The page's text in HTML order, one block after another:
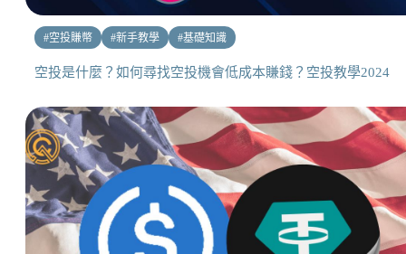
#空投賺幣 #新手教學 #基礎知識
空投是什麼？如何尋找空投機會低成本賺錢？空投教學2024